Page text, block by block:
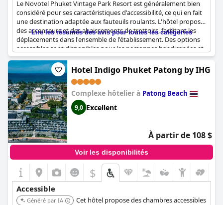
Le Novotel Phuket Vintage Park Resort est généralement bien
considéré pour ses caractéristiques d'accessibilité, ce qui en fait
une destination adaptée aux fauteuils roulants. L'hôtel propose
des ascenseurs et des abaissements de trottoirs, facilitant les
déplacements dans l'ensemble de l'établissement. Des options
accessibles sont disponibles pour les personnes handicapées et
les installations sont conçues pour garantir un séjour
confortable. L'emplacement offre un accès pratique aux
boutiques, aux restaurants et aux attractions locales, avec un
bon accès aux marchés voisins et un parking à proximité.
Cependant, certains clients ont noté des problèmes mineurs tels
que des évacuations difficiles dans la douche et des odeurs
d'égout occasionnelles dans la salle de bain. Dans l'ensemble,
l'hôtel est apprécié pour son accessibilité et sa commodité.
Lire les résumés des avis pour toutes les catégories
Hotel Indigo Phuket Patong by IHG
Complexe hôtelier à Patong Beach
9,0 Excellent
À partir de 108 $
Voir les disponibilités
$
Accessible
Généré par IA
Cet hôtel propose des chambres accessibles